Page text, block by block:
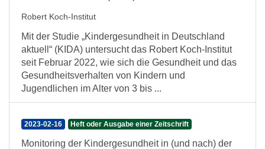
Robert Koch-Institut
Mit der Studie „Kindergesundheit in Deutschland
aktuell“ (KIDA) untersucht das Robert Koch-Institut
seit Februar 2022, wie sich die Gesundheit und das
Gesundheitsverhalten von Kindern und
Jugendlichen im Alter von 3 bis ...
2023-02-16 Heft oder Ausgabe einer Zeitschrift
Monitoring der Kindergesundheit in (und nach) der